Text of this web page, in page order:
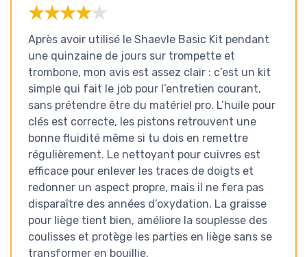
★★★★★
★★★★★
Après avoir utilisé le Shaevle Basic Kit pendant
une quinzaine de jours sur trompette et
trombone, mon avis est assez clair : c’est un kit
simple qui fait le job pour l’entretien courant,
sans prétendre être du matériel pro. L’huile pour
clés est correcte, les pistons retrouvent une
bonne fluidité même si tu dois en remettre
régulièrement. Le nettoyant pour cuivres est
efficace pour enlever les traces de doigts et
redonner un aspect propre, mais il ne fera pas
disparaître des années d’oxydation. La graisse
pour liège tient bien, améliore la souplesse des
coulisses et protège les parties en liège sans se
transformer en bouillie.